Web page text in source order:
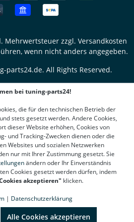
Mehrwertsteuer zzgl. Versandkosten
wenn nicht anders angegeben.
parts24.de. All Rights Reserved.
bei tuning-parts24!
die für den technischen Betrieb der
stets gesetzt werden. Andere Cookies,
dieser Website erhöhen, Cookies von
und Tracking-Zwecken dienen oder die
Websites und sozialen Netzwerken
nur mit Ihrer Zustimmung gesetzt. Sie
ändern oder Ihr Einverständnis
Cookies gesetzt werden dürfen, indem
akzeptieren" klicken.
| Datenschutzerklärung
Alle Cookies akzeptieren
5)
bei: google.de, shopvote.de ⓘ
der Bewertungen